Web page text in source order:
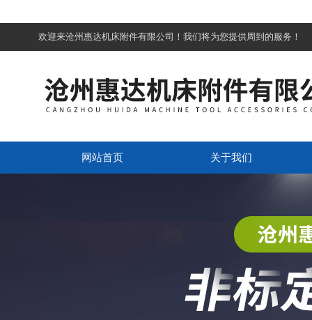
欢迎来沧州惠达机床附件有限公司！我们将为您提供周到的服务！
网站首页 关于我们